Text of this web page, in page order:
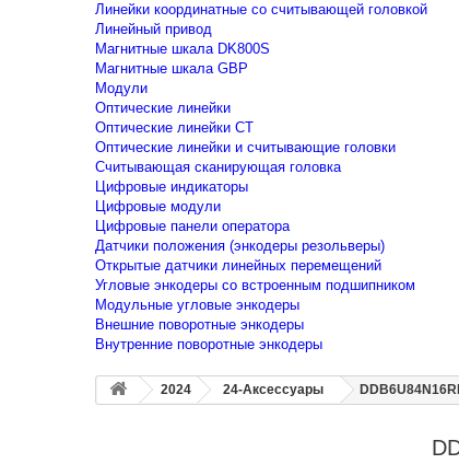
Линейки координатные со считывающей головкой
Линейный привод
Магнитные шкала DK800S
Магнитные шкала GBP
Модули
Оптические линейки
Оптические линейки CT
Оптические линейки и считывающие головки
Считывающая сканирующая головка
Цифровые индикаторы
Цифровые модули
Цифровые панели оператора
Датчики положения (энкодеры резольверы)
Открытые датчики линейных перемещений
Угловые энкодеры со встроенным подшипником
Модульные угловые энкодеры
Внешние поворотные энкодеры
Внутренние поворотные энкодеры
2024 24-Аксессуары